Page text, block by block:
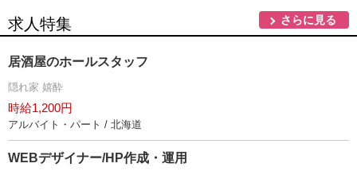
求人特集 さらに見る
居酒屋のホールスタッフ
隠れ家 嬉酔
時給1,200円
アルバイト・パート / 北海道
WEBデザイナー/HP作成・運用